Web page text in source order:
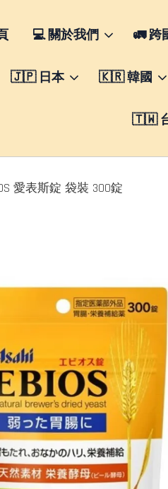
💻 關於我們 🚛 跨
🇯🇵 日本 🇰🇷 韓國
🇹🇼
愛表斯錠 袋裝 300錠